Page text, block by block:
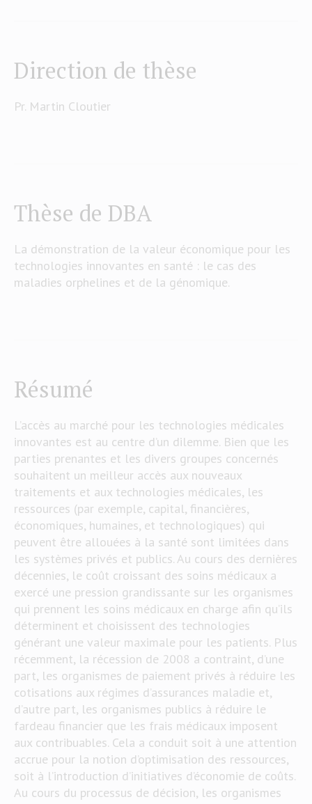
Direction de thèse
Pr. Martin Cloutier
Thèse de DBA
La démonstration de la valeur économique pour les
technologies innovantes en santé : le cas des
maladies orphelines et de la génomique.
Résumé
L’accès au marché pour les technologies médicales
innovantes est au centre d’un dilemme. Bien que les
parties prenantes et les divers groupes concernés
souhaitent un meilleur accès aux nouveaux
traitements et aux technologies médicales, les
ressources (par exemple, capital, financières,
économiques, humaines, et technologiques) qui
peuvent être allouées à la santé sont limitées dans
les systèmes privés et publics. Au cours des dernières
décennies, le coût croissant des soins médicaux a
exercé une pression grandissante sur les organismes
qui prennent les soins médicaux en charge afin qu’ils
déterminent et choisissent des technologies
générant une valeur maximale pour les patients. Plus
récemment, la récession de 2008 a contraint, d’une
part, les organismes de paiement privés à réduire les
cotisations aux régimes d’assurances maladie et,
d’autre part, les organismes publics à réduire le
fardeau financier que les frais médicaux imposent
aux contribuables. Cela a conduit soit à une attention
accrue pour la notion d’optimisation des ressources,
soit à l’introduction d’initiatives d’économie de coûts.
Au cours du processus de décision, les organismes